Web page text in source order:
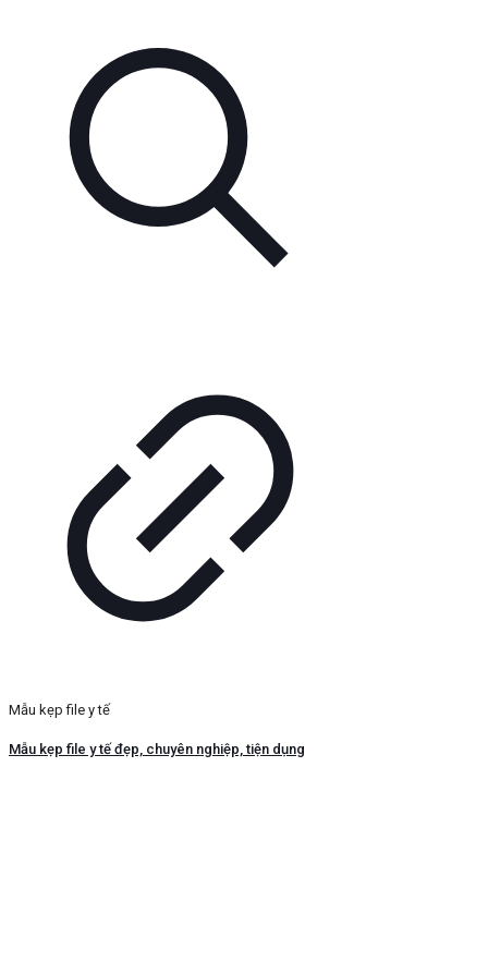
Mẫu kẹp file y tế
Mẫu kẹp file y tế đẹp, chuyên nghiệp, tiện dụng